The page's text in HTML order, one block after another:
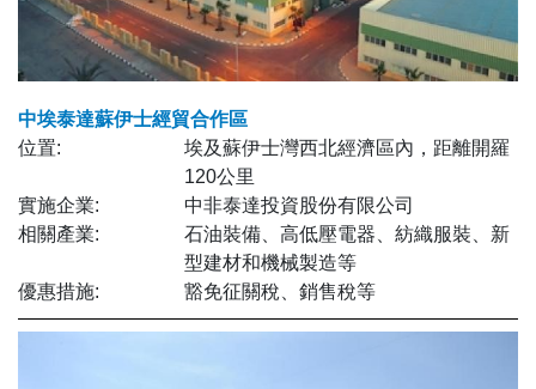
中埃泰達蘇伊士經貿合作區
位置:
埃及蘇伊士灣西北經濟區內，距離開羅
120公里
實施企業:
中非泰達投資股份有限公司
相關產業:
石油裝備、高低壓電器、紡織服裝、新
型建材和機械製造等
優惠措施:
豁免征關稅、銷售稅等